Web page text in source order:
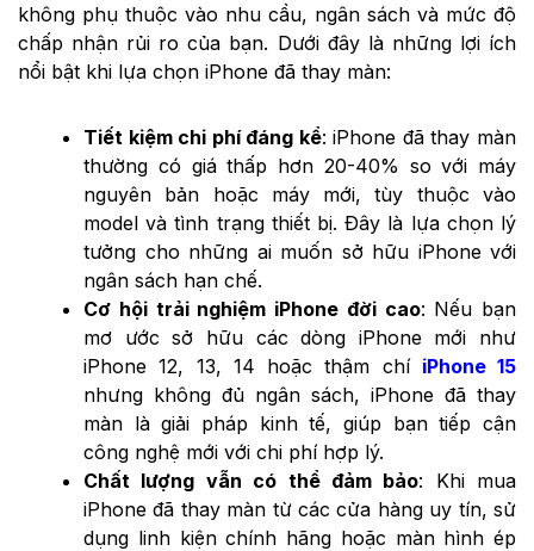
không phụ thuộc vào nhu cầu, ngân sách và mức độ
chấp nhận rủi ro của bạn. Dưới đây là những lợi ích
nổi bật khi lựa chọn iPhone đã thay màn:
Tiết kiệm chi phí đáng kể: iPhone đã thay màn
thường có giá thấp hơn 20-40% so với máy
nguyên bản hoặc máy mới, tùy thuộc vào
model và tình trạng thiết bị. Đây là lựa chọn lý
tưởng cho những ai muốn sở hữu iPhone với
ngân sách hạn chế.
Cơ hội trải nghiệm iPhone đời cao: Nếu bạn
mơ ước sở hữu các dòng iPhone mới như
iPhone 12, 13, 14 hoặc thậm chí iPhone 15
nhưng không đủ ngân sách, iPhone đã thay
màn là giải pháp kinh tế, giúp bạn tiếp cận
công nghệ mới với chi phí hợp lý.
Chất lượng vẫn có thể đảm bảo: Khi mua
iPhone đã thay màn từ các cửa hàng uy tín, sử
dụng linh kiện chính hãng hoặc màn hình ép